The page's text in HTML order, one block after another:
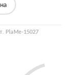
PlaMe-15027